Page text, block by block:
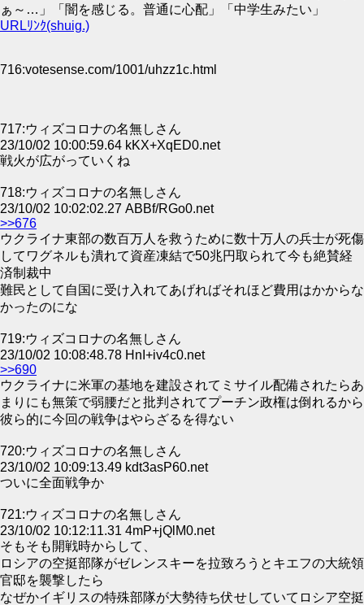
ぁ～…」「闇を感じる。普通に心配」「中学生みたい」
URLﾘﾝｸ(shuig.)
716:votesense.com/1001/uhzz1c.html
717:ウィズコロナの名無しさん
23/10/02 10:00:59.64 kKX+XqED0.net
戦火が広がっていくね
718:ウィズコロナの名無しさん
23/10/02 10:02:02.27 ABBf/RGo0.net
>>676
ウクライナ東部の数百万人を救うために数十万人の兵士が死傷
してワグネルも潰れて資産凍結で50兆円取られて今も絶賛経
済制裁中
難民として自国に受け入れてあげればそれほど費用はかからな
かったのにな
719:ウィズコロナの名無しさん
23/10/02 10:08:48.78 HnI+iv4c0.net
>>690
ウクライナに米軍の基地を建設されてミサイル配備されたらあ
まりにも無策で弱腰だと批判されてプーチン政権は倒れるから
彼ら的に今回の戦争はやらざるを得ない
720:ウィズコロナの名無しさん
23/10/02 10:09:13.49 kdt3asP60.net
ついに全面戦争か
721:ウィズコロナの名無しさん
23/10/02 10:12:11.31 4mP+jQlM0.net
そもそも開戦時からして、
ロシアの空挺部隊がゼレンスキーを拉致ろうとキエフの大統領
官邸を襲撃したら
なぜかイギリスの特殊部隊が大勢待ち伏せしていてロシア空挺